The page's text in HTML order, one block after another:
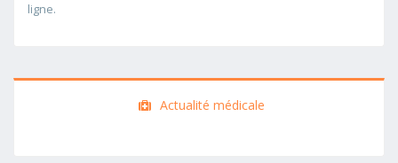
ligne.
Actualité médicale